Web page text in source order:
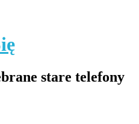
stare telefony